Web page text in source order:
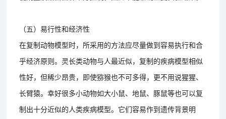
（五）易行性和经济性
在复制动物模型时，所采用的方法应尽量做到容易执行和合
乎经济原则。灵长类动物与人最近似，复制的疾病模型相似
性好，但稀少昂贵，即使猕猴也不可多得，更不用说猩猩、
长臂猿。幸好很多小动物如大小鼠、地鼠、豚鼠等也可以复
制出十分近似的人类疾病模型。它们容易作到遗传背景明